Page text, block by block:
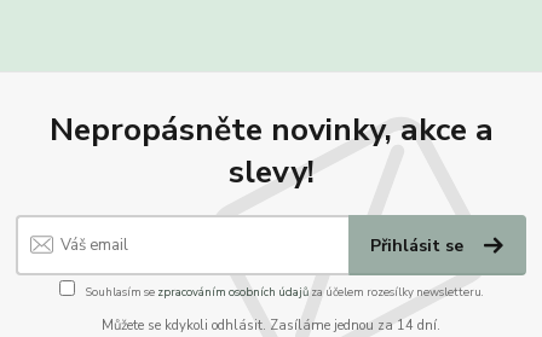
Nepropásněte novinky, akce a
slevy!
Přihlásit se
Souhlasím se zpracováním osobních údajůza účelem rozesílky newsletteru.
Můžete se kdykoli odhlásit. Zasíláme jednou za 14 dní.